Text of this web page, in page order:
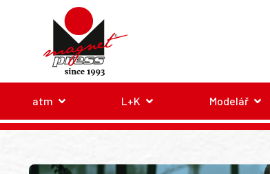
atm L+K Modelář